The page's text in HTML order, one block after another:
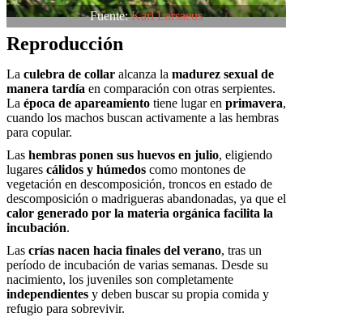
Fuente:Karl Larsaeus
Reproducción
La culebra de collar alcanza la madurez sexual de
manera tardía en comparación con otras serpientes.
La época de apareamiento tiene lugar en primavera,
cuando los machos buscan activamente a las hembras
para copular.
Las hembras ponen sus huevos en julio, eligiendo
lugares cálidos y húmedos como montones de
vegetación en descomposición, troncos en estado de
descomposición o madrigueras abandonadas, ya que el
calor generado por la materia orgánica facilita la
incubación.
Las crías nacen hacia finales del verano, tras un
período de incubación de varias semanas. Desde su
nacimiento, los juveniles son completamente
independientes y deben buscar su propia comida y
refugio para sobrevivir.